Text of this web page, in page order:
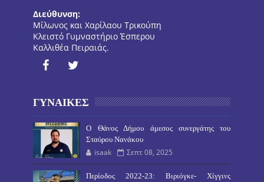
Διεύθυνση:
Μίλωνος και Χαρίλαου Τρικούπη
Κλειστό Γυμναστήριο Έσπερου
Καλλιθέα Πειραιάς.
ΓΥΝΑΙΚΕΣ
O Θάνος Δήμου άμεσος συνεργάτης του
Σταύρου Νανάκου
isaak Σεπτ 08, 2025
Περίοδος 2022-23: Βιριόγκε- Χίγγινς